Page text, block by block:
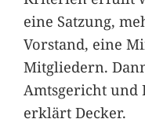
eine Satzung,
Vorstand, eine
Mitgliedern.
Amtsgericht und
erklärt Decker.